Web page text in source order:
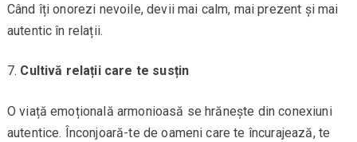
Când îți onorezi nevoile, devii mai calm, mai prezent și mai
autentic în relații.
Cultivă relații care te susțin
O viață emoțională armonioasă se hrănește din conexiuni
autentice. Înconjoară-te de oameni care te încurajează, te